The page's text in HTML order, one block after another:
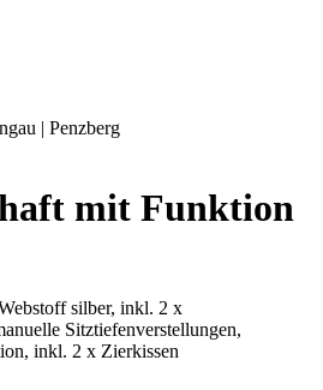
mit Funktion
silber, inkl. 2 x
Sitztiefenverstellungen,
inkl. 2 x Zierkissen